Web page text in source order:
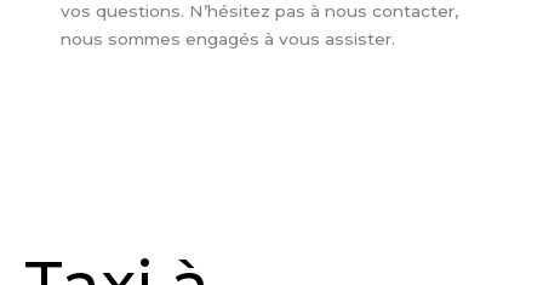
vos questions. N’hésitez pas à nous contacter,
nous sommes engagés à vous assister.